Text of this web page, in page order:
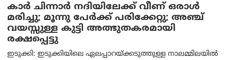
കാര്‍ ചിന്നാര്‍ നദിയിലേക്ക് വീണ് ഒരാള്‍
മരിച്ചു; മൂന്നു പേര്‍ക്ക് പരിക്കേറ്റു; അഞ്ച്
വയസ്സുള്ള കുട്ടി അത്ഭുതകരമായി
രക്ഷപ്പെട്ടു
ഇടുക്കി: ഇടുക്കിയിലെ ഏലപ്പാറയ്ക്കടുത്തുള്ള നാലമ്മിലയിൽ